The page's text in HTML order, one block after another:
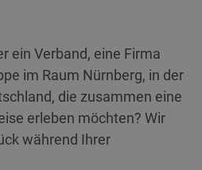
ein Verband, eine Firma
im Raum Nürnberg, in der
die zusammen eine
erleben möchten? Wir
während Ihrer